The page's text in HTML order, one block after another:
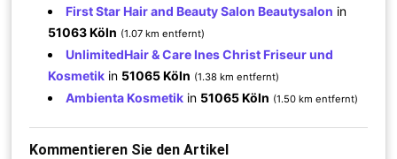
First Star Hair and Beauty Salon Beautysalon in
51063 Köln (1.07 km entfernt)
UnlimitedHair & Care Ines Christ Friseur und
Kosmetik in 51065 Köln (1.38 km entfernt)
Ambienta Kosmetik in 51065 Köln (1.50 km entfernt)
Kommentieren Sie den Artikel